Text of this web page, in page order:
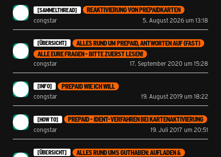
[SAMMELTHREAD]
REAKTIVIERUNG VON PREPAIDKARTEN
congstar
5. August 2026 um 13:18
[ÜBERSICHT]
ALLES RUND UM PREPAID, ANTWORTEN AUF (FAST)
ALLE EURE FRAGEN - BITTE ZUERST LESEN!
congstar
17. September 2020 um 15:28
[INFO]
PREPAID WIE ICH WILL
congstar
19. August 2019 um 18:22
[HOW TO]
PREPAID - IDENT-VERFAHREN BEI KARTENAKTIVIERUNG
congstar
19. Juli 2017 um 20:51
[ÜBERSICHT]
ALLES RUND UMS GUTHABEN: AUFLADEN &